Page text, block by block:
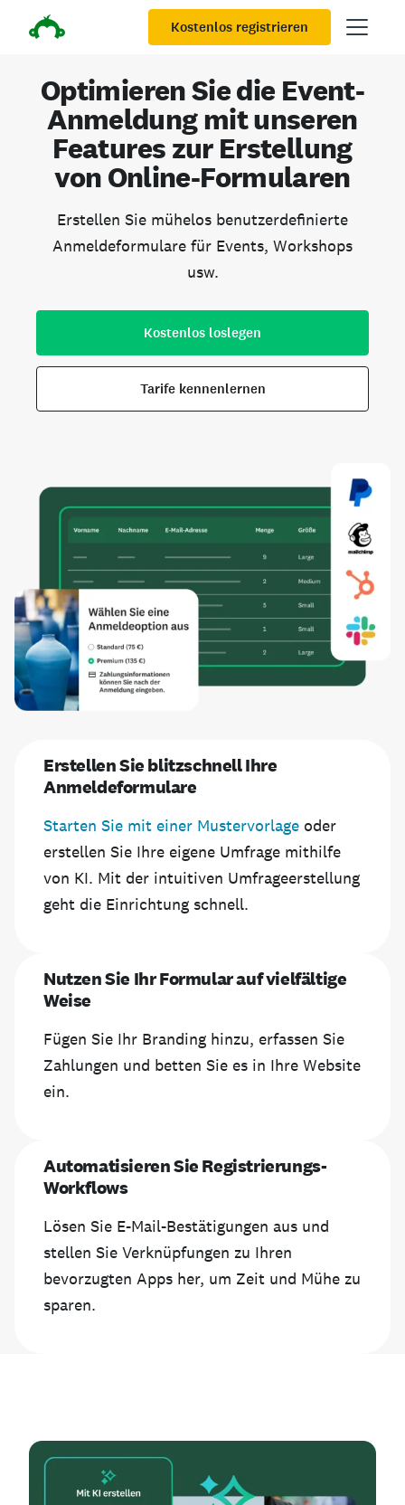
Kostenlos registrieren
Optimieren Sie die Event-
Anmeldung mit unseren
Features zur Erstellung
von Online-Formularen
Erstellen Sie mühelos benutzerdefinierte
Anmeldeformulare für Events, Workshops
usw.
Kostenlos loslegen
Tarife kennenlernen
Erstellen Sie blitzschnell Ihre
Anmeldeformulare
Starten Sie mit einer Mustervorlage oder
erstellen Sie Ihre eigene Umfrage mithilfe
von KI. Mit der intuitiven Umfrageerstellung
geht die Einrichtung schnell.
Nutzen Sie Ihr Formular auf vielfältige
Weise
Fügen Sie Ihr Branding hinzu, erfassen Sie
Zahlungen und betten Sie es in Ihre Website
ein.
Automatisieren Sie Registrierungs-
Workflows
Lösen Sie E-Mail-Bestätigungen aus und
stellen Sie Verknüpfungen zu Ihren
bevorzugten Apps her, um Zeit und Mühe zu
sparen.